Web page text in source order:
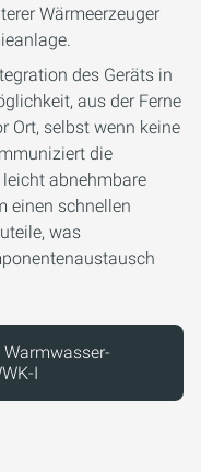
Wärmeerzeuger
des Geräts in
aus der Ferne
Ort, selbst wenn keine
die
leicht abnehmbare
einen schnellen
was
I